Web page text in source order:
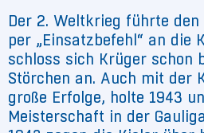
Der 2. Weltkrieg führte
per „Einsatzbefehl“ an die
schloss sich Krüger schon
Störchen an. Auch mit der
große Erfolge, holte 1943
Meisterschaft in der